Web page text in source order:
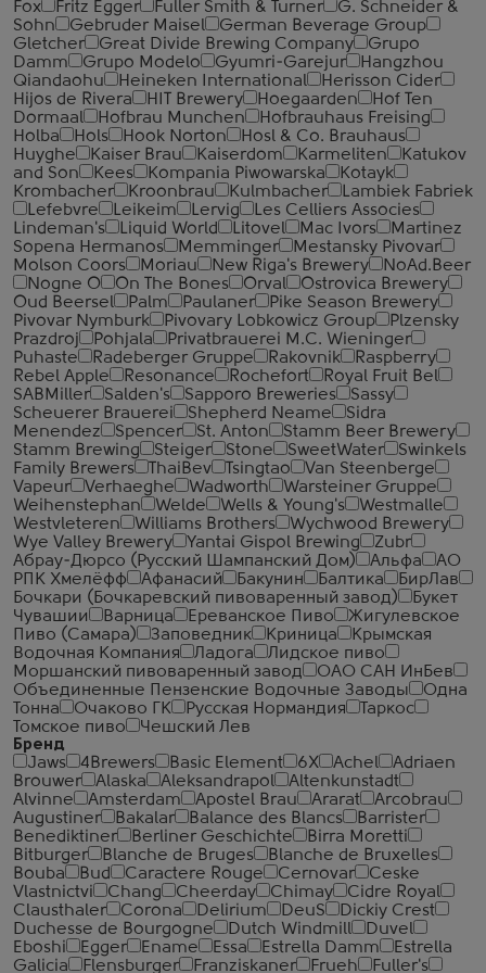
Fox
Fritz Egger Fuller Smith & Turner
G. Schneider &
Sohn
Gebruder Maisel
German Beverage Group
Gletcher
Great Divide Brewing Company
Grupo
Damm
Grupo Modelo Gyumri-Garejur
Hangzhou
Qiandaohu
Heineken International
Herisson Cider
Hijos de Rivera
HIT Brewery Hoegaarden
Hof Ten
Dormaal
Hofbrau Munchen
Hofbrauhaus Freising
Holba
Hols Hook Norton
Hosl & Co. Brauhaus
Huyghe
Kaiser Brau Kaiserdom Karmeliten
Katukov
and Son
Kees Kompania Piwowarska
Kotayk
Krombacher
Kroonbrau Kulmbacher
Lambiek Fabriek
Lefebvre
Leikeim Lervig
Les Celliers Associes
Lindeman's
Liquid World Litovel Mac Ivors
Martinez
Sopena Hermanos
Memminger
Mestansky Pivovar
Molson Coors
Moriau New Riga's Brewery
NoAd.Beer
Nogne O
On The Bones Orval
Ostrovica Brewery
Oud Beersel
Palm Paulaner
Pike Season Brewery
Pivovar Nymburk
Pivovary Lobkowicz Group
Plzensky
Prazdroj
Pohjala
Privatbrauerei M.C. Wieninger
Puhaste
Radeberger Gruppe Rakovnik
Raspberry
Rebel Apple
Resonance Rochefort
Royal Fruit Bel
SABMiller
Salden's Sapporo Breweries
Sassy
Scheuerer Brauerei
Shepherd Neame
Sidra
Menendez
Spencer St. Anton
Stamm Beer Brewery
Stamm Brewing
Steiger Stone SweetWater
Swinkels
Family Brewers
ThaiBev Tsingtao
Van Steenberge
Vapeur
Verhaeghe Wadworth
Warsteiner Gruppe
Weihenstephan
Welde Wells & Young's
Westmalle
Westvleteren
Williams Brothers
Wychwood Brewery
Wye Valley Brewery
Yantai Gispol Brewing
Zubr
Абрау-Дюрсо (Русский Шампанский Дом)
Альфа
АО
РПК Хмелёфф
Афанасий Бакунин Балтика
БирЛав
Бочкари (Бочкаревский пивоваренный завод)
Букет
Чувашии
Варница Ереванское Пиво
Жигулевское
Пиво (Самара)
Заповедник Криница
Крымская
Водочная Компания
Ладога
Лидское пиво
Моршанский пивоваренный завод
ОАО САН ИнБев
Объединенные Пензенские Водочные Заводы
Одна
Тонна
Очаково ГК Русская Нормандия
Таркос
Томское пиво
Чешский Лев
Бренд
Jaws
4Brewers Basic Element 6X Achel
Adriaen
Brouwer
Alaska Aleksandrapol
Altenkunstadt
Alvinne
Amsterdam Apostel Brau Ararat
Arcobrau
Augustiner
Bakalar Balance des Blancs
Barrister
Benediktiner
Berliner Geschichte
Birra Moretti
Bitburger
Blanche de Bruges
Blanche de Bruxelles
Bouba
Bud Caractere Rouge Cernovar
Ceske
Vlastnictvi
Chang Cheerday Chimay
Cidre Royal
Clausthaler
Corona Delirium DeuS
Dickiy Crest
Duchesse de Bourgogne
Dutch Windmill
Duvel
Eboshi
Egger Ename Essa Estrella Damm
Estrella
Galicia
Flensburger Franziskaner Frueh Fuller's